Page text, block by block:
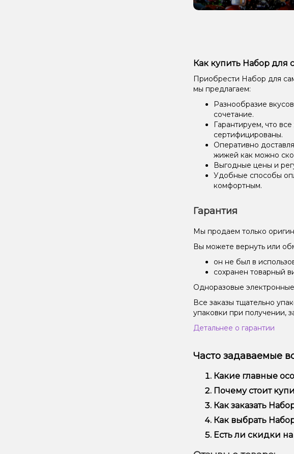
Как купить Набор для
Приобрести Набор для
мы предлагаем:
Разнообразие
сочетание.
Гарантируем, что
сертифицированы.
Оперативно
жижей как можно
Выгодные цены и
Удобные способы
комфортным.
Гарантия
Мы продаем только
Вы можете вернуть или
он не был в
сохранен товарный
Одноразовые
Все заказы тщательно
упаковки при получении,
Детальнее о гарантии
Часто задаваемые
Какие главные
Набор для
надежностью.
Почему стоит
Мы предлагаем
Кроме того, у нас
Как заказать
Оформить заказ
Добавьте
Как выбрать
Выбор зависит от
вейп – мощность и
Есть ли скидки